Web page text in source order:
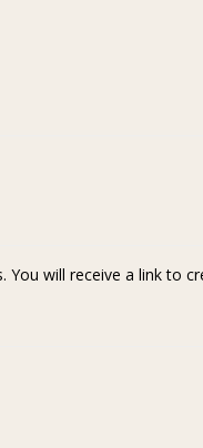
will receive a link to